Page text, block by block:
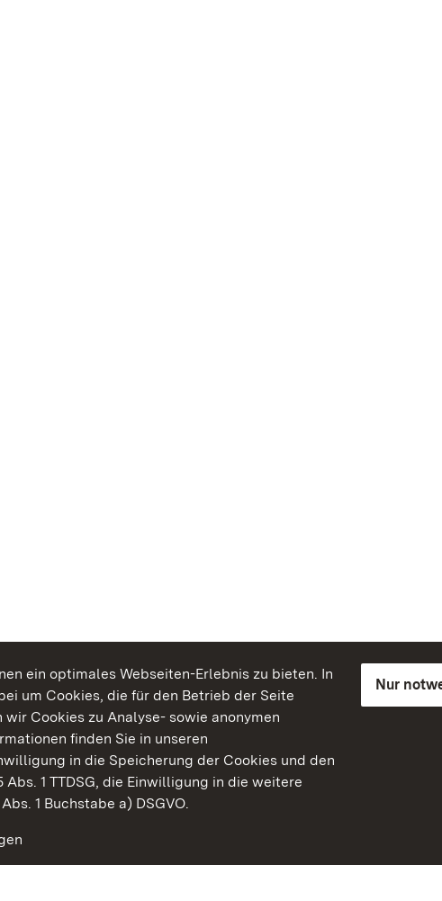
ein optimales Webseiten-Erlebnis zu bieten. In
um Cookies, die für den Betrieb der Seite
Cookies zu Analyse- sowie anonymen
finden Sie in unseren
in die Speicherung der Cookies und den
1 TTDSG, die Einwilligung in die weitere
1 Buchstabe a) DSGVO.
Nur